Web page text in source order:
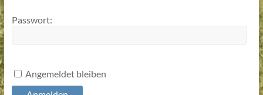
Passwort:
Angemeldet bleiben